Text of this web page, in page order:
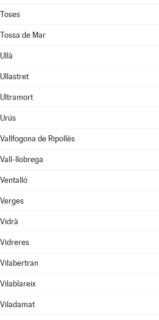
Toses
Tossa de Mar
Ullà
Ullastret
Ultramort
Urús
Vallfogona de Ripollès
Vall-llobrega
Ventalló
Verges
Vidrà
Vidreres
Vilabertran
Vilablareix
Viladamat